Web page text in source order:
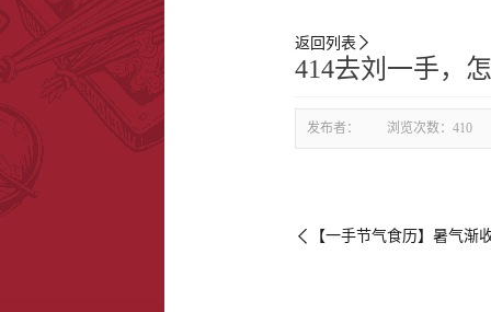
返回列表 
414去刘一手，
发布者： 浏览次数： 410
 【一手节气食历】暑气渐